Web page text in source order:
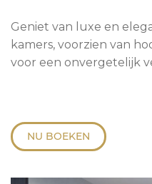
Geniet van luxe en
kamers, voorzien van
voor een onvergetelijk
NU BOEKEN